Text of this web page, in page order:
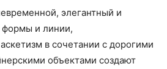
элегантный и
и линии,
в сочетании с дорогими
объектами создают